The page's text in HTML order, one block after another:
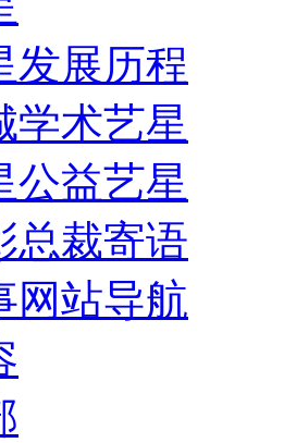
发展历程
学术艺星
公益艺星
总裁寄语
网站导航